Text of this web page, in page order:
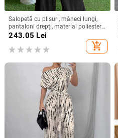
Salopetă cu plisuri, mâneci lungi,
pantaloni drepți, material poliester-
spandex, stil street hipster,
243.05 Lei
add_shopping_cart